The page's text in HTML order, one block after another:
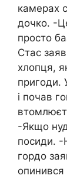
камерах
дочко. -
просто
Стас
хлопця,
пригоди.
і почав
-Якщо
посиди. -
гордо
опинився